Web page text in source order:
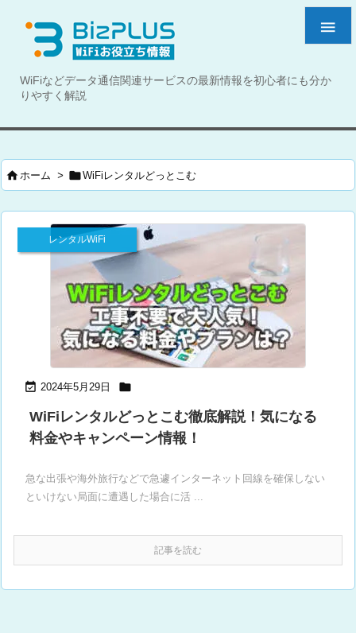
WiFiなどデータ通信関連サービスの最新情報を初心者にも分か
りやすく解説

ホーム > WiFiレンタルどっとこむ
 2024年5月29日 
レンタルWiFi
WiFiレンタルどっとこむ徹底解説！気になる
料金やキャンペーン情報！
急な出張や海外旅行などで急遽インターネット回線を確保しない
といけない局面に遭遇した場合に活 ...
記事を読む